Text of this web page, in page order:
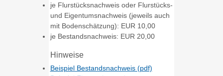
je Flurstücksnachweis oder Flurstücks-
und Eigentumsnachweis (jeweils auch
mit Bodenschätzung): EUR 10,00
je Bestandsnachweis: EUR 20,00
Hinweise
Beispiel Bestandsnachweis (pdf)